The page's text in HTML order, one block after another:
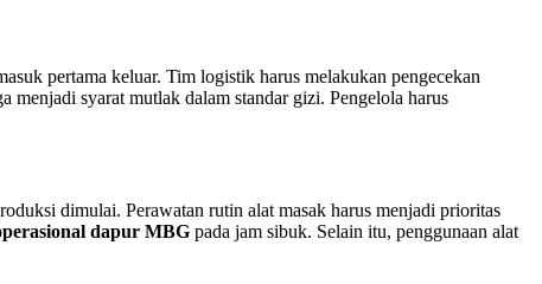
pertama keluar. Tim logistik harus melakukan pengecekan
menjadi syarat mutlak dalam standar gizi. Pengelola harus
dimulai. Perawatan rutin alat masak harus menjadi prioritas
dapur MBG pada jam sibuk. Selain itu, penggunaan alat